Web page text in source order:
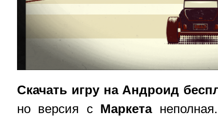
Скачать игру на Андроид
но версия с Маркета